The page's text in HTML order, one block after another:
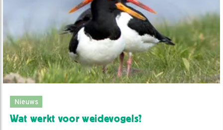
Nieuws
Wat werkt voor weidevogels?